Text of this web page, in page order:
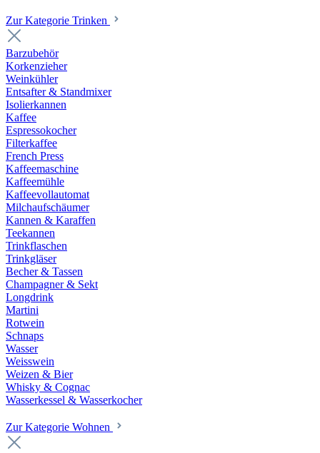
Zur Kategorie Trinken
Barzubehör
Korkenzieher
Weinkühler
Entsafter & Standmixer
Isolierkannen
Kaffee
Espressokocher
Filterkaffee
French Press
Kaffeemaschine
Kaffeemühle
Kaffeevollautomat
Milchaufschäumer
Kannen & Karaffen
Teekannen
Trinkflaschen
Trinkgläser
Becher & Tassen
Champagner & Sekt
Longdrink
Martini
Rotwein
Schnaps
Wasser
Weisswein
Weizen & Bier
Whisky & Cognac
Wasserkessel & Wasserkocher
Zur Kategorie Wohnen